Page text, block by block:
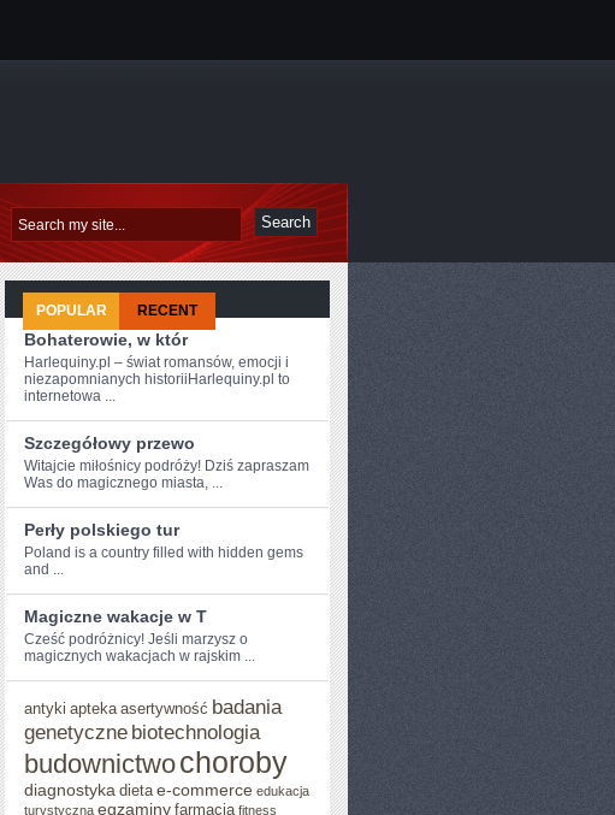
POPULAR RECENT
Bohaterowie, w któr
Harlequiny.pl – świat romansów, emocji i
niezapomnianych historiiHarlequiny.pl to
internetowa ...
Szczegółowy przewo
Witajcie ⁢miłośnicy podróży! Dziś zapraszam
Was do magicznego miasta, ...
Perły polskiego tur
Poland is a country filled with hidden⁤ gems
and ...
Magiczne wakacje w T
Cześć⁢ podróżnicy! Jeśli marzysz o⁤
magicznych wakacjach w ⁣rajskim ...
antyki apteka asertywność badania
genetyczne biotechnologia
budownictwochoroby
diagnostyka dieta e-commerce edukacja
turystyczna egzaminy farmacja fitness